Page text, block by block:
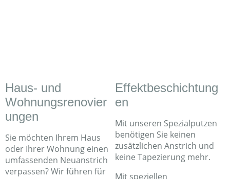
Haus- und
Wohnungsrenovier
ungen
Sie möchten Ihrem Haus
oder Ihrer Wohnung einen
umfassenden Neuanstrich
verpassen? Wir führen für
Effektbeschichtung
en
Mit unseren Spezialputzen
benötigen Sie keinen
zusätzlichen Anstrich und
keine Tapezierung mehr.
Mit speziellen